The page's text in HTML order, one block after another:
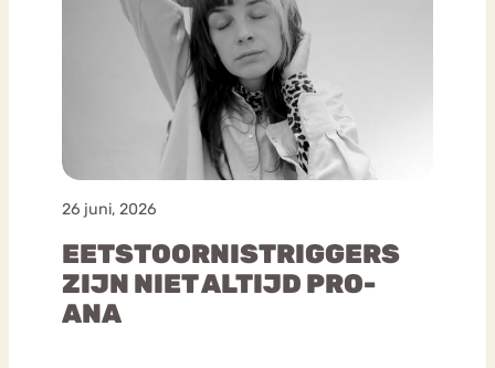
26 juni, 2026
EETSTOORNISTRIGGERS
ZIJN NIET ALTIJD PRO-
ANA